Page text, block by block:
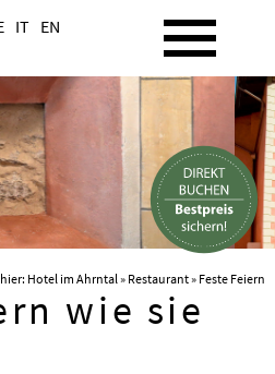
IT EN
Hotel im Ahrntal» Restaurant» Feste Feiern
wie sie